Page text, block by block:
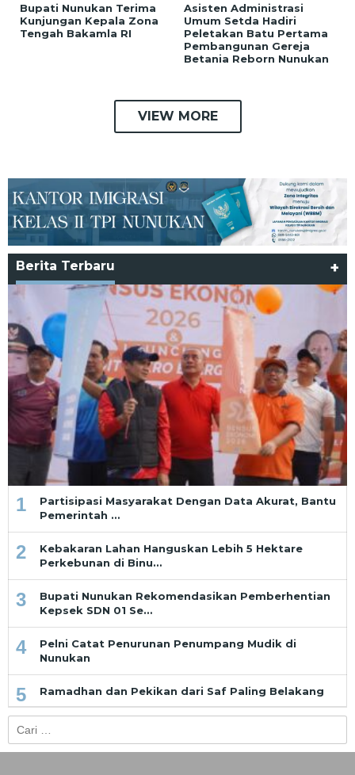
Bupati Nunukan Terima
Kunjungan Kepala Zona
Tengah Bakamla RI
Asisten Administrasi
Umum Setda Hadiri
Peletakan Batu Pertama
Pembangunan Gereja
Betania Reborn Nunukan
VIEW MORE
Berita Terbaru +
1
Partisipasi Masyarakat Dengan Data Akurat, Bantu
Pemerintah …
2
Kebakaran Lahan Hanguskan Lebih 5 Hektare
Perkebunan di Binu…
3
Bupati Nunukan Rekomendasikan Pemberhentian
Kepsek SDN 01 Se…
4
Pelni Catat Penurunan Penumpang Mudik di
Nunukan
5 Ramadhan dan Pekikan dari Saf Paling Belakang
untuk: